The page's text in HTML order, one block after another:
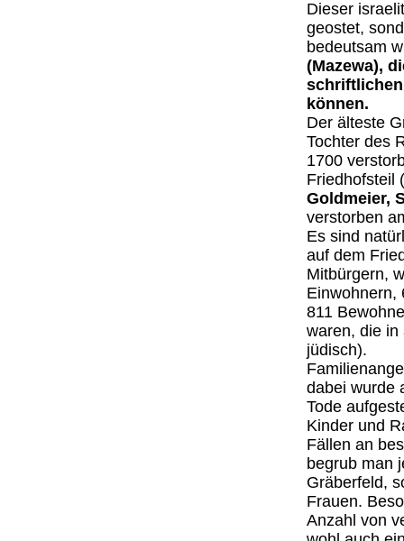
Dieser
geostet,
bedeutsam
(Mazewa),
können.
Der älteste
Tochter des
1700
Friedhofsteil
Goldmeier,
verstorben
Es sind
auf dem
Mitbürgern,
Einwohnern,
811
waren, die in
jüdisch).
dabei wurde
Tode
Kinder und
Fällen an
begrub man
Gräberfeld,
Frauen.
Anzahl von